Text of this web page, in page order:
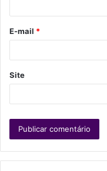
*
E-mail *
Site